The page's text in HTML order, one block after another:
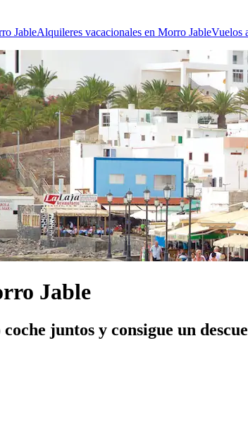
JableAlquileres vacacionales en Morro JableVuelos
Jable
juntos y consigue un